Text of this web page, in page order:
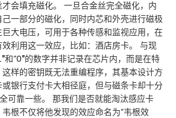
会填充磁化。 一旦合金丝完全磁化，内
一部分的磁化，同时内芯和外壳进行磁极
大电压，可用于各种传感和监视应用，在
利用这一效应，比如：酒店房卡。 与现
和”0″的数字并非记录在芯片内，而是在特
样的密钥既无法重编程序，其基本设计方
银行支付卡大相径庭，但与磁条卡却十分
可靠一些。 那我们是否就能淘汰感应卡
根不仅将他发现的效应命名为”韦根效